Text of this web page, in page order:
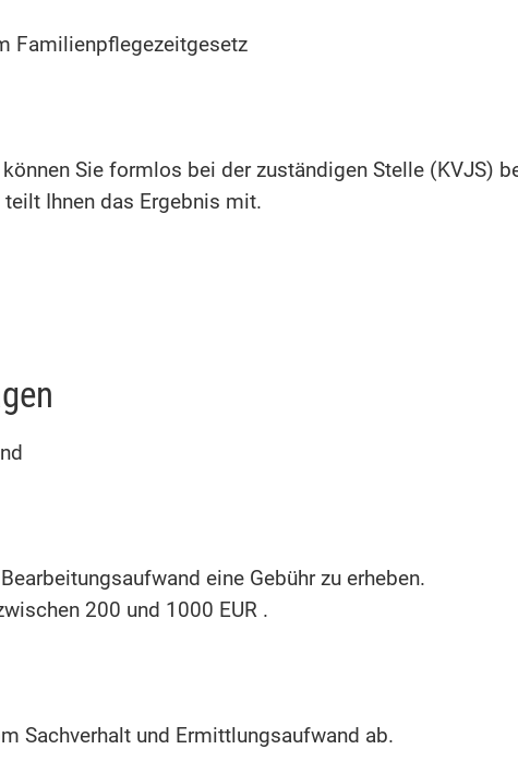
Familienpflegezeitgesetz
Sie formlos bei der zuständigen Stelle (KVJS)
Ihnen das Ergebnis mit.
eine Gebühr zu erheben.
200 und 1000 EUR .
Sachverhalt und Ermittlungsaufwand ab.